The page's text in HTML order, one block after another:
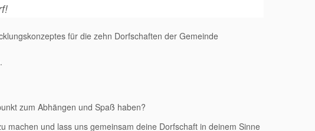
für die zehn Dorfschaften der Gemeinde
zum Abhängen und Spaß haben?
und lass uns gemeinsam deine Dorfschaft in deinem Sinne